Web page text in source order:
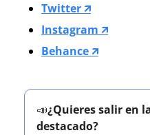
Twitter 🡭
Instagram 🡭
Behance 🡭
📣¿Quieres salir en
destacado?